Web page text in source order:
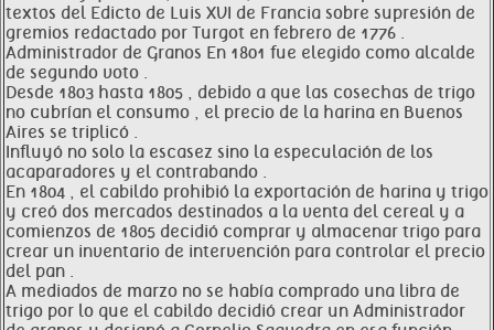
textos del Edicto de Luis XVI de Francia sobre supresión de
gremios redactado por Turgot en febrero de 1776 .
Administrador de Granos En 1801 fue elegido como alcalde
de segundo voto .
Desde 1803 hasta 1805 , debido a que las cosechas de trigo
no cubrían el consumo , el precio de la harina en Buenos
Aires se triplicó .
Influyó no solo la escasez sino la especulación de los
acaparadores y el contrabando .
En 1804 , el cabildo prohibió la exportación de harina y trigo
y creó dos mercados destinados a la venta del cereal y a
comienzos de 1805 decidió comprar y almacenar trigo para
crear un inventario de intervención para controlar el precio
del pan .
A mediados de marzo no se había comprado una libra de
trigo por lo que el cabildo decidió crear un Administrador